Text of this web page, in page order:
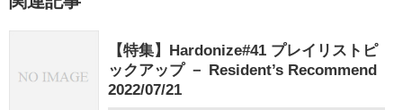
【特集】Hardonize#41 プレイリストピ
ックアップ － Resident’s Recommend
2022/07/21